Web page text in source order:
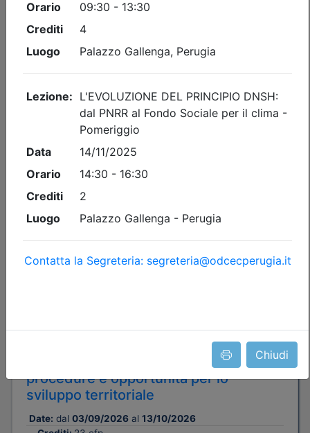
Chiudi
- praticanti appartenenti all'Ordine organizzatore
- Dott. Comm. E.C.
Posti disponibili: 96
Iscrizione
Dettagli evento
Gratuito
ZES Umbria e Marche: strumenti,
procedure e opportunità per lo
sviluppo territoriale
Date: dal 03/09/2026 al 13/10/2026